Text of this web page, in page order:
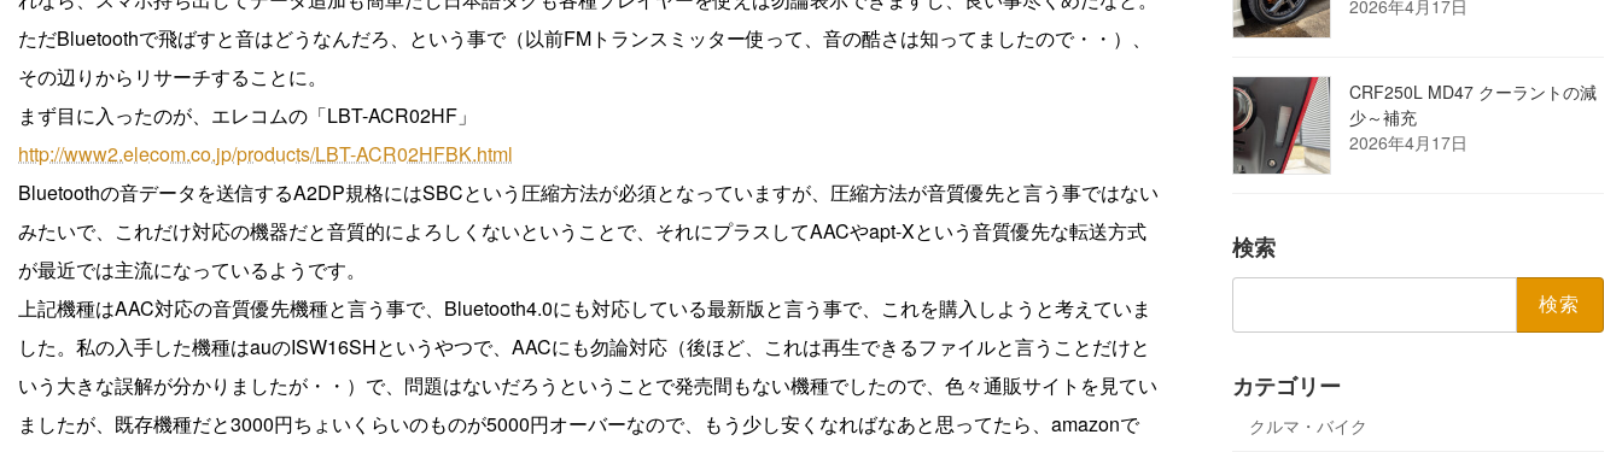
ただBluetoothで飛ばすと音はどうなんだろ、という事で（以前FMトランスミッター使って、音の酷さは知ってましたので・・）、
その辺りからリサーチすることに。
まず目に入ったのが、エレコムの「LBT-ACR02HF」
http://www2.elecom.co.jp/products/LBT-ACR02HFBK.html
Bluetoothの音データを送信するA2DP規格にはSBCという圧縮方法が必須となっていますが、圧縮方法が音質優先と言う事ではない
みたいで、これだけ対応の機器だと音質的によろしくないということで、それにプラスしてAACやapt-Xという音質優先な転送方式
が最近では主流になっているようです。
上記機種はAAC対応の音質優先機種と言う事で、Bluetooth4.0にも対応している最新版と言う事で、これを購入しようと考えていま
した。私の入手した機種はauのISW16SHというやつで、AACにも勿論対応（後ほど、これは再生できるファイルと言うことだけと
いう大きな誤解が分かりましたが・・）で、問題はないだろうということで発売間もない機種でしたので、色々通販サイトを見てい
ましたが、既存機種だと3000円ちょいくらいのものが5000円オーバーなので、もう少し安くなればなあと思ってたら、amazonで
2026年4月17日
CRF250L MD47 クーラントの減
少～補充
2026年4月17日
検索
カテゴリー
クルマ・バイク